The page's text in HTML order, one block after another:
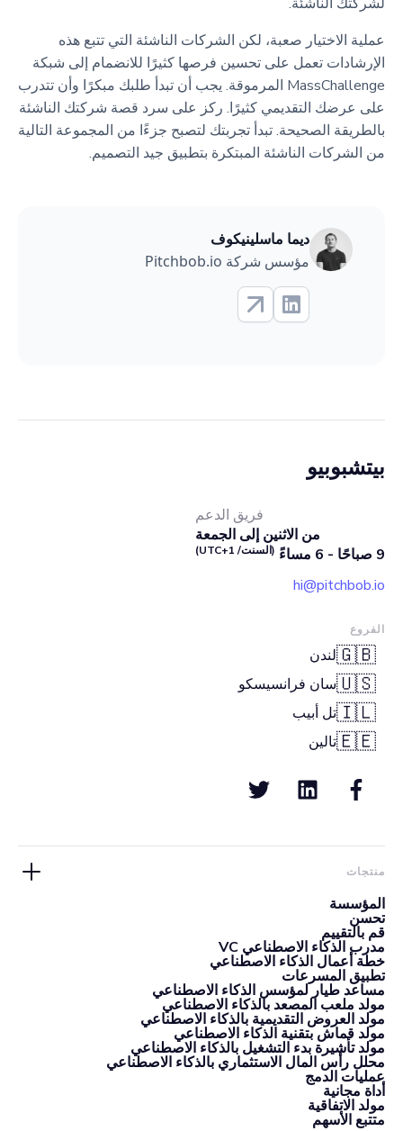
عملية الاختيار صعبة، لكن الشركات الناشئة التي تتبع هذه
الإرشادات تعمل على تحسين فرصها كثيرًا للانضمام إلى شبكة
MassChallenge المرموقة. يجب أن تبدأ طلبك مبكرًا وأن تتدرب
على عرضك التقديمي كثيرًا. ركز على سرد قصة شركتك الناشئة
بالطريقة الصحيحة. تبدأ تجربتك لتصبح جزءًا من المجموعة التالية
من الشركات الناشئة المبتكرة بتطبيق جيد التصميم.
ديما ماسلينيكوف
مؤسس شركة Pitchbob.io
بيتشبوبيو
فريق الدعم
من الاثنين إلى الجمعة
9 صباحًا - 6 مساءً
(السنت/ UTC+1)
hi@pitchbob.io
الفروع
🇬🇧لندن
🇺🇸سان فرانسيسكو
🇮🇱تل أبيب
🇪🇪تالين
منتجات
المؤسسة
تحسن
قم بالتقييم
مدرب الذكاء الاصطناعي VC
خطة أعمال الذكاء الاصطناعي
تطبيق المسرعات
مساعد طيار لمؤسس الذكاء الاصطناعي
مولد ملعب المصعد بالذكاء الاصطناعي
مولد العروض التقديمية بالذكاء الاصطناعي
مولد قماش بتقنية الذكاء الاصطناعي
مولد تأشيرة بدء التشغيل بالذكاء الاصطناعي
محلل رأس المال الاستثماري بالذكاء الاصطناعي
عمليات الدمج
أداة مجانية
مولد الاتفاقية
متتبع الأسهم